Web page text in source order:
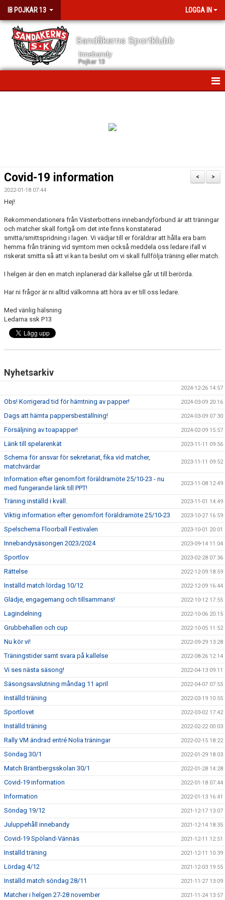
IB POJKAR 13 LOGGA IN
Sandåkerns Sportklubb
Innebandy
Pojkar 13
TRUPPEN
DOKUMENT
KONTAKT
>
<
Covid-19 information
2022-01-18 07:44
Hej!
Rekommendationera från Västerbottens innebandyförbund är att träningar
och matcher skall fortgå om det inte finns konstaterad
smitta/smittspridning i lagen. Vi vädjar till er föräldrar att hålla era barn
hemma från träning vid symtom men också meddela oss ledare ifall vi
riskerat smitta så att vi kan ta beslut om vi skall fullfölja träning eller match.
I helgen är den en match inplanerad där kallelse går ut till berörda.
Har ni frågor är ni alltid välkomna att höra av er till oss ledare.
Med vänlig hälsning
Ledarna ssk P13
Nyhetsarkiv
2024-12-26 14:57
Obs! Korrigerad tid för hämtning av papper! 2024-03-09 20:16
Dags att hämta pappersbeställning! 2024-03-09 07:30
Försäljning av toapapper! 2024-02-09 15:57
Länk till spelarenkät 2023-11-11 09:56
Schema för ansvar för sekretariat, fika vid matcher,
matchvärdar
2023-11-11 09:52
Information efter genomfört föräldramöte 25/10-23 - nu
med fungerande länk till PPT!
2023-11-08 12:49
Träning inställd i kväll. 2023-11-01 14:49
Viktig information efter genomfört föräldramöte 25/10-23 2023-10-27 16:59
Spelschema Floorball Festivalen 2023-10-01 20:01
Innebandysäsongen 2023/2024 2023-09-14 11:04
Sportlov 2023-02-28 07:36
Rättelse 2022-12-09 18:59
Inställd match lördag 10/12 2022-12-09 16:44
Glädje, engagemang och tillsammans! 2022-10-12 17:55
Lagindelning 2022-10-06 20:15
Grubbehallen och cup 2022-10-05 11:52
Nu kör vi! 2022-09-29 13:28
Träningstider samt svara på kallelse 2022-08-26 12:14
Vi ses nästa säsong! 2022-04-13 09:11
Säsongsavslutning måndag 11 april 2022-04-07 07:55
Inställd träning 2022-03-19 10:55
Sportlovet 2022-03-02 17:42
Inställd träning 2022-02-22 00:03
Rally VM ändrad entré Nolia träningar 2022-02-15 18:22
Söndag 30/1 2022-01-29 18:03
Match Bräntbergsskolan 30/1 2022-01-28 14:28
Covid-19 information 2022-01-18 07:44
Information 2022-01-13 16:41
Söndag 19/12 2021-12-17 13:07
Juluppehåll innebandy 2021-12-14 18:35
Covid-19 Spöland-Vännäs 2021-12-11 12:51
Inställd träning 2021-12-11 10:39
Lördag 4/12 2021-12-03 19:55
Inställd match söndag 28/11 2021-11-27 13:09
Matcher i helgen 27-28 november 2021-11-24 13:57